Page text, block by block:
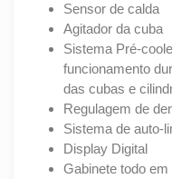
Sensor de calda
Agitador da cuba
Sistema Pré-
funcionamento
das cubas e
Regulagem de
Sistema de auto-
Display Digital
Gabinete todo em